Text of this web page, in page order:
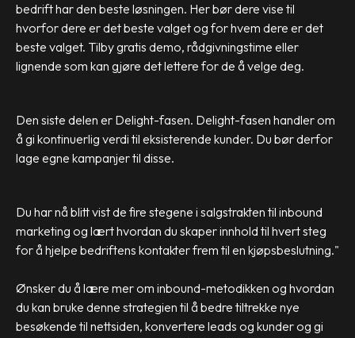
bedrift har den beste løsningen. Her bør dere vise til
hvorfor dere er det beste valget og for hvem dere er det
beste valget. Tilby gratis demo, rådgivningstime eller
lignende som kan gjøre det lettere for de å velge deg.
Den siste delen er Delight-fasen. Delight-fasen handler om
å gi kontinuerlig verdi til eksisterende kunder. Du bør derfor
lage egne kampanjer til disse.
Du har nå blitt vist de fire stegene i salgstrakten til inbound
marketing og lært hvordan du skaper innhold til hvert steg
for å hjelpe bedriftens kontakter frem til en kjøpsbeslutning."
Ønsker du å lære mer om inbound-metodikken og hvordan
du kan bruke denne strategien til å bedre tiltrekke nye
besøkende til nettsiden, konvertere leads og kunder og gi